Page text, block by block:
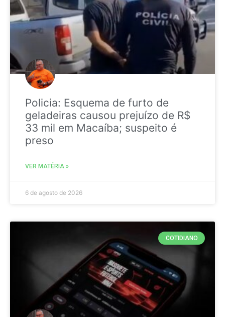
Policia: Esquema de furto de
geladeiras causou prejuízo de R$
33 mil em Macaíba; suspeito é
preso
VER MATÉRIA »
6 de agosto de 2026
COTIDIANO